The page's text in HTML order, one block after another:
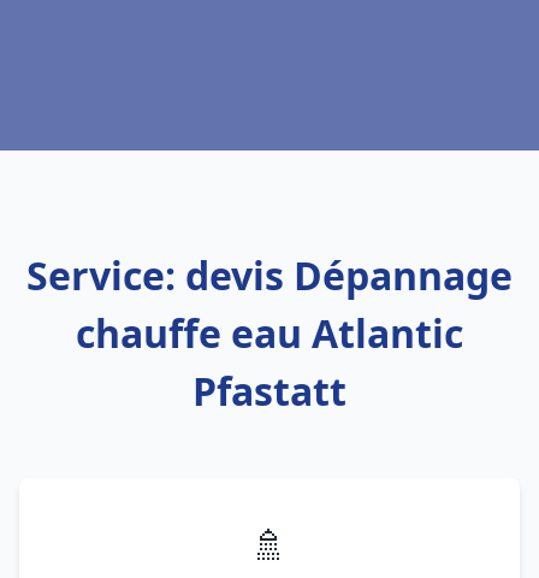
Service: devis Dépannage
chauffe eau Atlantic
Pfastatt
🚿